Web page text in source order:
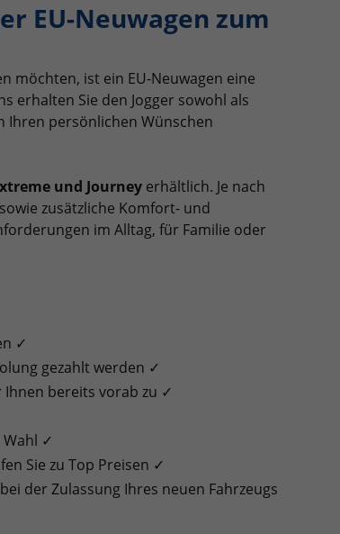
EU-Neuwagen zum
möchten, ist ein EU-Neuwagen eine
erhalten Sie den Jogger sowohl als
Ihren persönlichen Wünschen
und Journeyerhältlich. Je nach
zusätzliche Komfort- und
im Alltag, für Familie oder
✓
gezahlt werden ✓
bereits vorab zu ✓
Wahl ✓
Sie zu Top Preisen ✓
der Zulassung Ihres neuen Fahrzeugs